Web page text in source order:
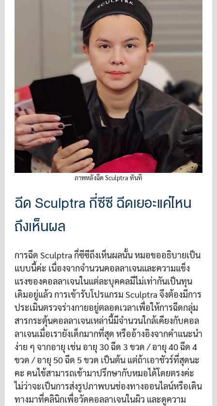
ภาพหลังฉีด Sculptra ทันที
ฉีด Sculptra กี่ซีซี ฉีดเยอะแค่ไหน
ถึงเห็นผล
การฉีด Sculptra กี่ซีซีถึงเห็นผลนั้น หมอขออธิบายเป็น
แบบนี้ค่ะ เนื่องจากจำนวนคอลลาเจนและความแข็ง
แรงของคอลลาเจนในแต่ละบุคคลมีไม่เท่ากันเป็นทุน
เดิมอยู่แล้ว การเข้ารับโปรแกรม Sculptra จึงต้องมีการ
ประเมินตรวจร่างกายอยู่ตลอดเวลาเพื่อให้การฉีดกลุ่ม
สารกระตุ้นคอลลาเจนเหล่านี้มีจำนวนใกล้เคียงกับคอล
ลาเจนเมื่อเรายังเด็กมากที่สุด หรืออ้างอิงจากคำแนะนำ
ง่าย ๆ จากอายุ เช่น อายุ 30 ฉีด 3 ขวด / อายุ 40 ฉีด 4
ขวด / อายุ 50 ฉีด 5 ขวด เป็นต้น แต่ถ้าเอาชัวร์ที่สุดนะ
คะ คนไข้สามารถเข้ามาปรึกษากับหมอได้โดยตรงค่ะ
ไม่ว่าจะเป็นการส่งรูปภาพบนช่องทางออนไลน์หรือเดิน
ทางมาที่คลินิกเพื่อวัดคอลลาเจนในผิว และดูความ